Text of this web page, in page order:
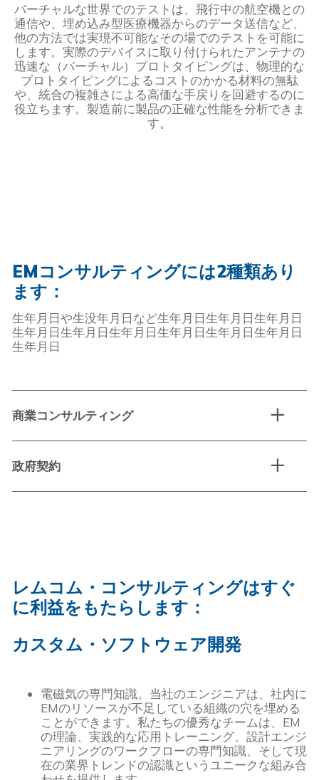
バーチャルな世界でのテストは、飛行中の航空機との
通信や、埋め込み型医療機器からのデータ送信など、
他の方法では実現不可能なその場でのテストを可能に
します。実際のデバイスに取り付けられたアンテナの
迅速な（バーチャル）プロトタイピングは、物理的な
プロトタイピングによるコストのかかる材料の無駄
や、統合の複雑さによる高価な手戻りを回避するのに
役立ちます。製造前に製品の正確な性能を分析できま
す。
EMコンサルティングには2種類あり
ます：
生年月日や生没年月日など生年月日生年月日生年月日
生年月日生年月日生年月日生年月日生年月日生年月日
生年月日
商業コンサルティング
政府契約
レムコム・コンサルティングはすぐ
に利益をもたらします：
カスタム・ソフトウェア開発
電磁気の専門知識。当社のエンジニアは、社内に
EMのリソースが不足している組織の穴を埋める
ことができます。私たちの優秀なチームは、EM
の理論、実践的な応用トレーニング、設計エンジ
ニアリングのワークフローの専門知識、そして現
在の業界トレンドの認識というユニークな組み合